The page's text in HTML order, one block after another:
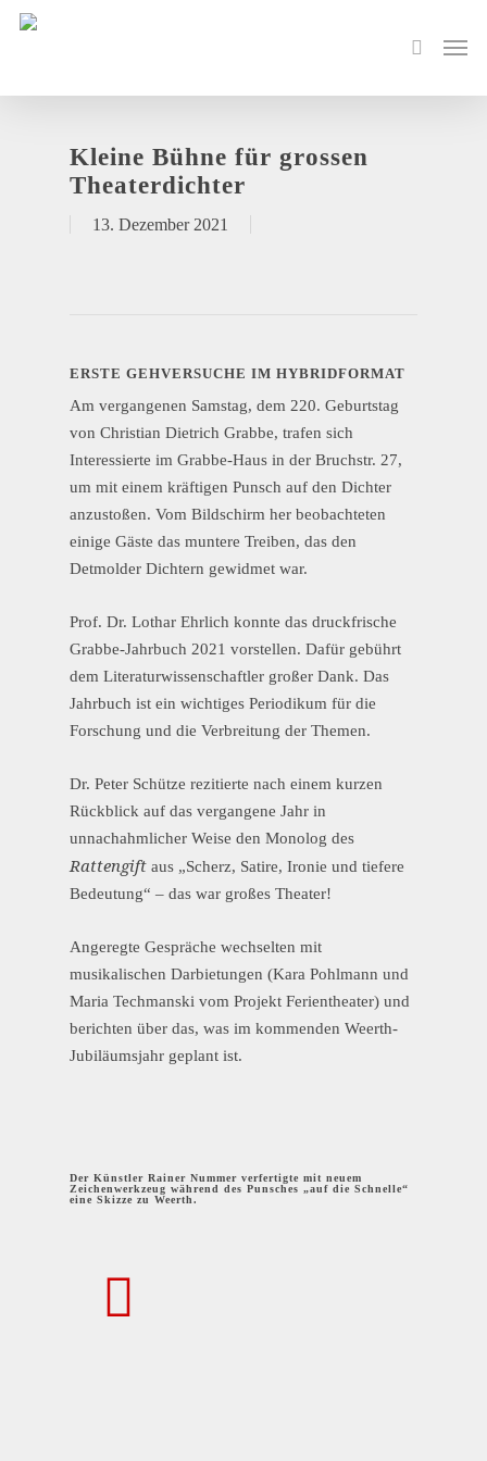
Kleine Bühne für grossen
Theaterdichter
13. Dezember 2021
ERSTE GEHVERSUCHE IM HYBRIDFORMAT
Am vergangenen Samstag, dem 220. Geburtstag
von Christian Dietrich Grabbe, trafen sich
Interessierte im Grabbe-Haus in der Bruchstr. 27,
um mit einem kräftigen Punsch auf den Dichter
anzustoßen. Vom Bildschirm her beobachteten
einige Gäste das muntere Treiben, das den
Detmolder Dichtern gewidmet war.
Prof. Dr. Lothar Ehrlich konnte das druckfrische
Grabbe-Jahrbuch 2021 vorstellen. Dafür gebührt
dem Literaturwissenschaftler großer Dank. Das
Jahrbuch ist ein wichtiges Periodikum für die
Forschung und die Verbreitung der Themen.
Dr. Peter Schütze rezitierte nach einem kurzen
Rückblick auf das vergangene Jahr in
unnachahmlicher Weise den Monolog des
Rattengift aus „Scherz, Satire, Ironie und tiefere
Bedeutung“ – das war großes Theater!
Angeregte Gespräche wechselten mit
musikalischen Darbietungen (Kara Pohlmann und
Maria Techmanski vom Projekt Ferientheater) und
berichten über das, was im kommenden Weerth-
Jubiläumsjahr geplant ist.
Der Künstler Rainer Nummer verfertigte mit neuem
Zeichenwerkzeug während des Punsches „auf die Schnelle“
eine Skizze zu Weerth.